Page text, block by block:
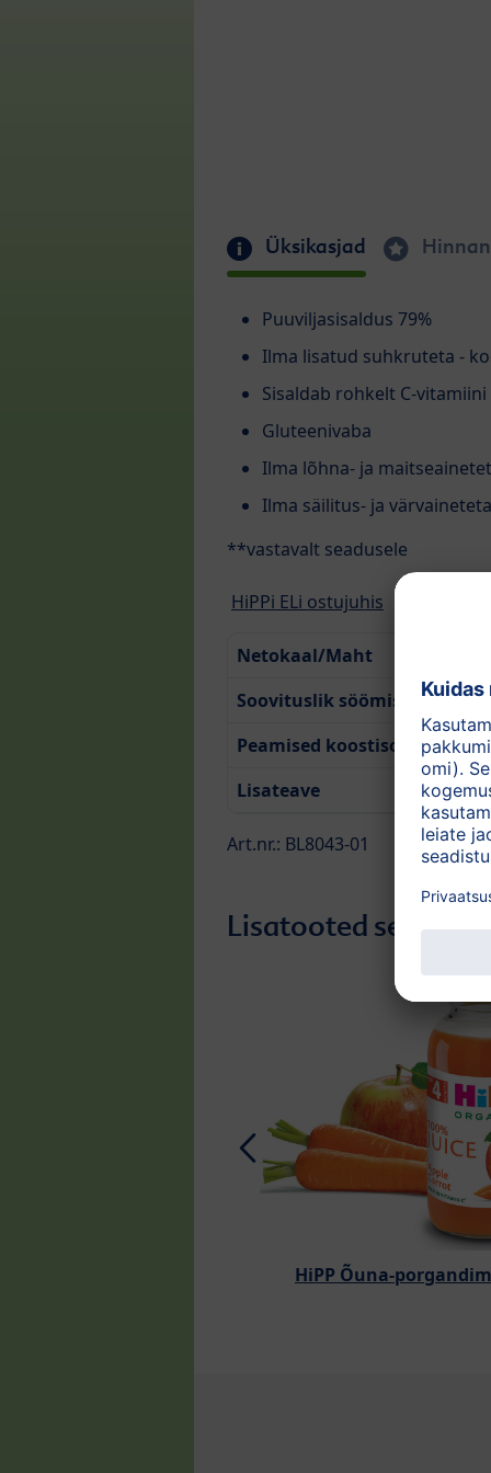
Üksikasjad
Puuviljasisaldus 79%
Ilma lisatud suhkruteta -
Sisaldab rohkelt C-
Gluteenivaba
Ilma lõhna- ja
Ilma säilitus- ja
**vastavalt seadusele
HiPPi ELi ostujuhis
Netokaal/Maht
Soovituslik söömise aeg
Peamised koostisosad
Lisateave
Art.nr.: BL8043-01
Lisatooted sellest
HiPP Õuna-